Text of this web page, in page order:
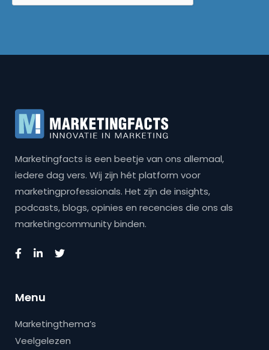
Marketingfacts is een beetje van ons allemaal,
iedere dag vers. Wij zijn hét platform voor
marketingprofessionals. Het zijn de insights,
podcasts, blogs, opinies en recencies die ons als
marketingcommunity binden.
Menu
Marketingthema’s
Veelgelezen